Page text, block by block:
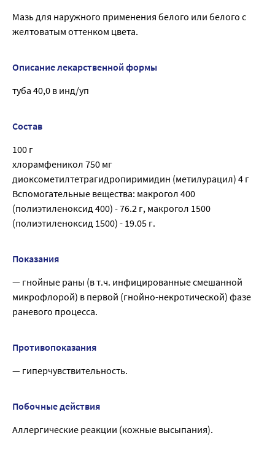
Мазь для наружного применения белого или белого с
желтоватым оттенком цвета.
Описание лекарственной формы
туба 40,0 в инд/уп
Состав
100 г
хлорамфеникол 750 мг
диоксометилтетрагидропиримидин (метилурацил) 4 г
Вспомогательные вещества: макрогол 400
(полиэтиленоксид 400) - 76.2 г, макрогол 1500
(полиэтиленоксид 1500) - 19.05 г.
Показания
— гнойные раны (в т.ч. инфицированные смешанной
микрофлорой) в первой (гнойно-некротической) фазе
раневого процесса.
Противопоказания
— гиперчувствительность.
Побочные действия
Аллергические реакции (кожные высыпания).